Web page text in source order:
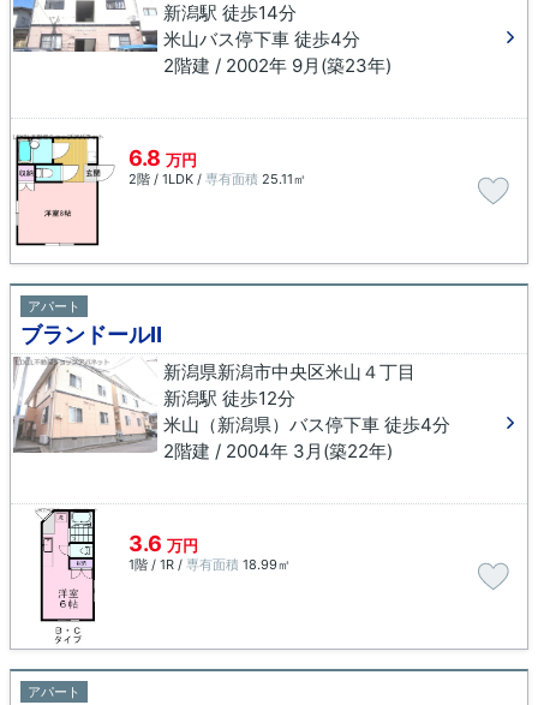
新潟駅 徒歩14分
米山バス停下車 徒歩4分
2階建 / 2002年 9月(築23年)
6.8 万円
2階 / 1LDK / 専有面積 25.11㎡
アパート
ブランドールⅡ
新潟県新潟市中央区米山４丁目
新潟駅 徒歩12分
米山（新潟県）バス停下車 徒歩4分
2階建 / 2004年 3月(築22年)
3.6 万円
1階 / 1R / 専有面積 18.99㎡
アパート